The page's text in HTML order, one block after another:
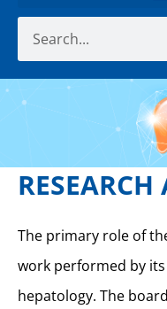
The primary role of
work performed by
hepatology. The